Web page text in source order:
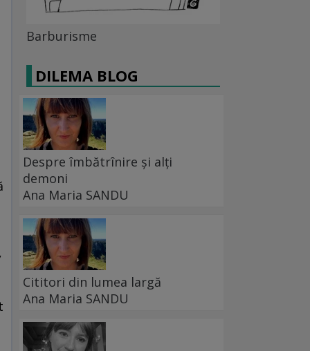
Barburisme
DILEMA BLOG
Despre îmbătrînire și alți
demoni
Ana Maria SANDU
Cititori din lumea largă
Ana Maria SANDU